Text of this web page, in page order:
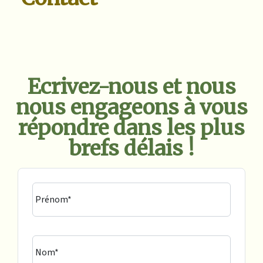
Ecrivez-nous et nous
nous engageons à vous
répondre dans les plus
brefs délais !
Prénom*
Nom*